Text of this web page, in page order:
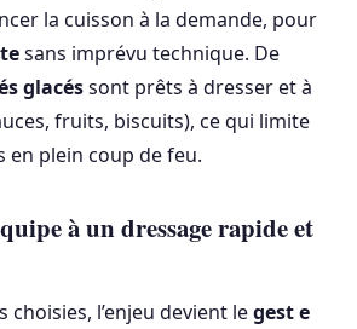
la cuisson à la demande, pour
sans imprévu technique. De
glacéssont prêts à dresser et à
fruits, biscuits), ce qui limite
en plein coup de feu.
à un dressage rapide et
choisies, l’enjeu devient legest e